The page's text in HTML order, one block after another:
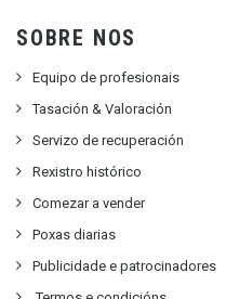
SOBRE NOS
Equipo de profesionais
Tasación & Valoración
Servizo de recuperación
Rexistro histórico
Comezar a vender
Poxas diarias
Publicidade e patrocinadores